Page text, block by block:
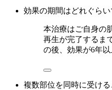
効果の期間はどれぐらい
本治療はご自身の
再生が完了するま
の後、効果が6年以
複数部位を同時に受け